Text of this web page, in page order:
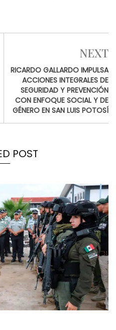
NEXT
RICARDO GALLARDO IMPULSA
ACCIONES INTEGRALES DE
SEGURIDAD Y PREVENCIÓN
CON ENFOQUE SOCIAL Y DE
GÉNERO EN SAN LUIS POTOSÍ
POST